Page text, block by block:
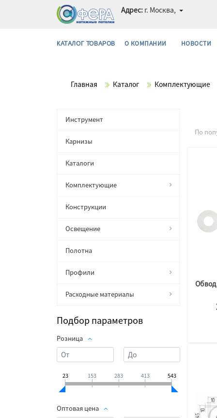
Адрес: г. Москва,
КАТАЛОГ ТОВАРОВ О КОМПАНИИ НОВОСТИ
Главная Каталог Комплектующие
Инструмент
Карнизы
Каталоги
Комплектующие
Конструкции
Освещение
Полотна
Профили
Расходные материалы
Подбор параметров
Розница
23 153 283 413 543
Оптовая цена
По